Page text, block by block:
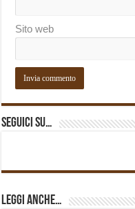
Sito web
Seguici su…
Leggi anche…